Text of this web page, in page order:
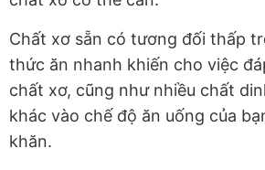
Chất xơ sẵn có tương đối thấp
thức ăn nhanh khiến cho việc
chất xơ, cũng như nhiều chất
khác vào chế độ ăn uống của
khăn.